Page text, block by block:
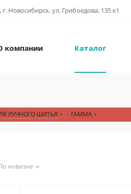
г. Новосибирск, ул. Грибоедова, 135 к1
компании Каталог
РУЧНОГО ШИТЬЯ - ГАММА
новизне